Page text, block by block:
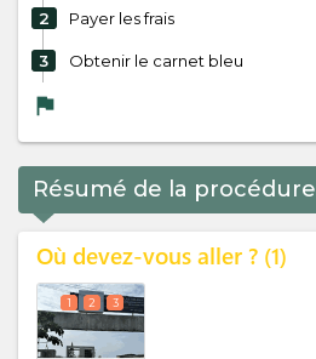
2 Payer les frais
3 Obtenir le carnet bleu
flag
Résumé de la procédure
Où devez-vous aller ? 1
1 2 3